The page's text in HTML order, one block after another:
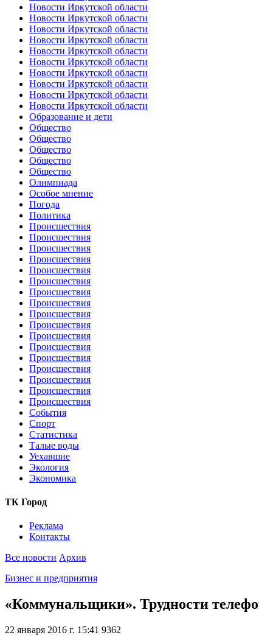
Новости Иркутской области
Новости Иркутской области
Новости Иркутской области
Новости Иркутской области
Новости Иркутской области
Новости Иркутской области
Новости Иркутской области
Новости Иркутской области
Новости Иркутской области
Новости Иркутской области
Образование и дети
Общество
Общество
Общество
Общество
Общество
Олимпиада
Особое мнение
Погода
Политика
Происшествия
Происшествия
Происшествия
Происшествия
Происшествия
Происшествия
Происшествия
Происшествия
Происшествия
Происшествия
Происшествия
Происшествия
Происшествия
Происшествия
Происшествия
Происшествия
Происшествия
События
Спорт
Статистика
Талые воды
Уехавшие
Экология
Экономика
ТК Город
Реклама
Контакты
Все новости Архив
Бизнес и предприятия
«Коммунальщики». Трудности
22 января 2016 г. 15:41 9362